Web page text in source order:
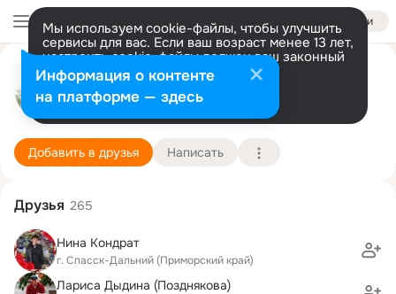
Войти
Мы используем cookie-файлы, чтобы улучшить
сервисы для вас. Если ваш возраст менее 13 лет,
настроить cookie-файлы должен ваш законный
представитель. Больше информации
Разрешить все Настроить
Алексей Заволжский (Грязнов)
Москва (Иркутск)
26 школа
Подробнее
Добавить в друзья Написать
Друзья 265
Нина Кондрат
г. Спасск-Дальний (Приморский край)
Лариса Дыдина (Позднякова)
Информация о контенте
на платформе — здесь